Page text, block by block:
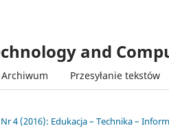
and
Archiwum Przesyłanie tekstów
4 (2016): Edukacja – Technika –